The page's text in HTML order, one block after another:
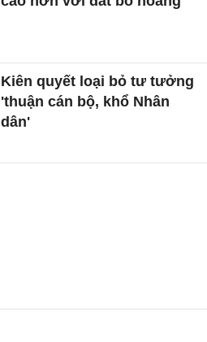
Kiên quyết loại bỏ tư tưởng
'thuận cán bộ, khổ Nhân
dân'